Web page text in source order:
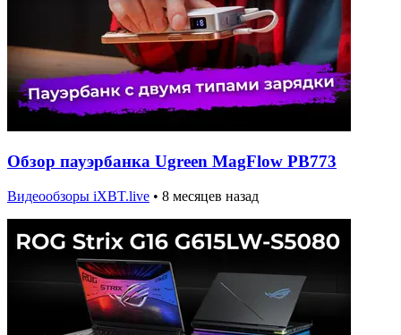
Обзор пауэрбанка Ugreen MagFlow PB773
Видеообзоры iXBT.live • 8 месяцев назад